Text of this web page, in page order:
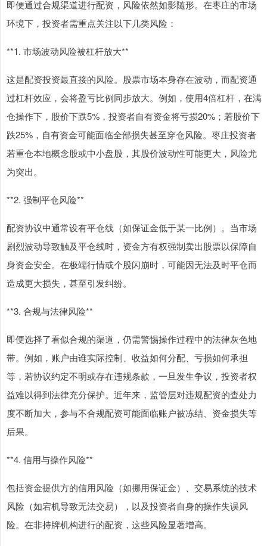
即便通过合规渠道进行配资，风险依然如影随形。在枣庄的市场
环境下，投资者需重点关注以下几类风险：
**1. 市场波动风险被杠杆放大**
这是配资投资最直接的风险。股票市场本身存在波动，而配资通
过杠杆效应，会将盈亏比例同步放大。例如，使用4倍杠杆，在满
仓操作下，股价下跌5%，投资者自有资金将亏损20%；若股价下
跌25%，自有资金可能面临全部损失甚至穿仓风险。枣庄投资者
若重仓本地概念股或中小盘股，其股价波动性可能更大，风险尤
为突出。
**2. 强制平仓风险**
配资协议中通常设有平仓线（如保证金低于某一比例）。当市场
剧烈波动导致触及平仓线时，资金方有权强制卖出股票以保障自
身资金安全。在极端行情或个股闪崩时，可能因无法及时平仓而
造成更大损失，甚至引发纠纷。
**3. 合规与法律风险**
即便选择了看似合规的渠道，仍需警惕操作过程中的法律灰色地
带。例如，账户由谁实际控制、收益如何分配、亏损如何承担
等，若协议约定不明或存在违规条款，一旦发生争议，投资者权
益难以得到法律充分保护。近年来，监管层对违规配资的查处力
度不断加大，参与不合规配资可能面临账户被冻结、资金损失等
后果。
**4. 信用与操作风险**
包括资金提供方的信用风险（如挪用保证金）、交易系统的技术
风险（如宕机导致无法交易），以及投资者自身的操作失误风
险。在非持牌机构进行的配资，这些风险显著增高。